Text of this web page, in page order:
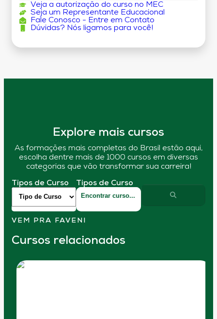
Veja a autorização do curso no MEC
Seja um Representante Educacional
Fale Conosco - Entre em Contato
Dúvidas? Nós ligamos para você!
Explore mais cursos
As formações mais completas do Brasil estão aqui,
escolha dentre mais de 1000 cursos em diversas
categorias que vão transformar sua carreira!
Tipos de Curso Tipos de Curso
VEM PRA FAVENI
Cursos relacionados